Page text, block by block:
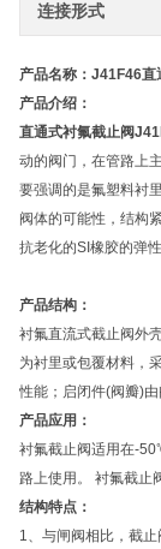
连接形式
产品名称：J41F46
产品介绍：
直通式衬氟截止阀
动的阀门，在管路上
要强调的是氟塑料衬
阀体的可能性，结构
抗老化的SI橡胶的弹
产品结构：
衬氟直流式截止阀外
为衬里或包覆材料，
性能；启闭件(阀瓣)
产品应用：
衬氟截止阀适用在-
路上使用。 衬氟截止
结构特点：
1、与闸阀相比，截